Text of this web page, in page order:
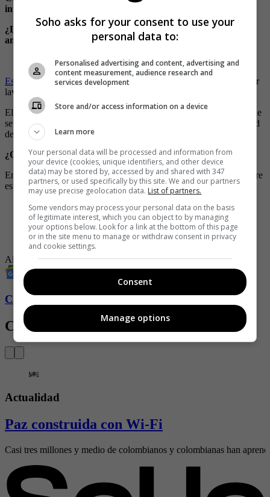
introducir accesorios que no sean diseñados para este.
¿La razón? Esto puede desgastar progresivamente la capa
antiadherente, dañando así la canasta de la freidora de aire.
Líquidos
Esta recomendaciónmás que para evitar que se dañe, es para evitar
lavar la freidora contantemente.
El meterlíquidos, como sopas, cremas o frijoles,podría hacer que
se ensucie en exceso a la canastilla, lo que le generaría la necesidad
de limpiarlos constantemente, acto que podría dañarla.
¿Qué objetos sí puedo meter en una Air Fryer?
Entre los distintos utensilios que puede meter en una freidora de aire
están:
Moldes de silicona
Acero antiadherente
Loza o porcelona especial
Aluminio fundido
Air FryerFreidora de aire
Conozca más de Soho aquí
Contenido Relacionado
Actualidad
Paz construida con Wi-Fi
Casi tres millones y medio de colombianos y colombianas han
Soho asks for your consent to use your
personal data to:
Personalised advertising and content, advertising and
content measurement, audience research and
services development
Store and/or access information on a device
Learn more
Your personal data will be processed and information from
your device (cookies, unique identifiers, and other device
data) may be stored by, accessed by and shared with 347
partners, or used specifically by this site. We and our partners
may use precise geolocation data. List of partners.
Some vendors may process your personal data on the basis
of legitimate interest, which you can object to by managing
your options below. Look for a link at the bottom of this page
or in the site menu to manage or withdraw consent in privacy
and cookie settings.
Consent
Manage options